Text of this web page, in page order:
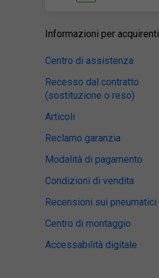
Informazioni per acquirenti
Centro di assistenza
Recesso dal contratto
(sostituzione o reso)
Articoli
Reclamo garanzia
Modalità di pagamento
Condizioni di vendita
Recensioni sui pneumatici
Centro di montaggio
Accessabilità digitale